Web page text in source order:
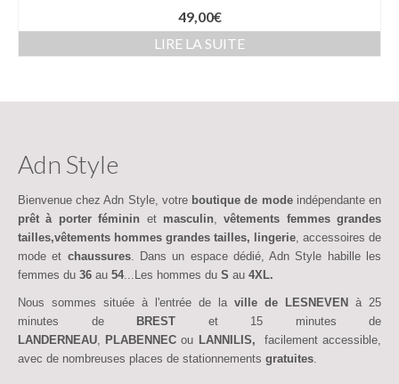
49,00€
LIRE LA SUITE
Adn Style
Bienvenue chez Adn Style, votre boutique de modeindépendante en
prêt à porter féminin et masculin,vêtements femmes grandes
tailles,vêtements hommes grandes tailles,
lingerie, accessoires de
mode et chaussures. Dans un espace dédié, Adn Style habille les
femmes du 36 au 54...Les hommes du S au 4XL.
Nous sommes située à l'entrée de laville de LESNEVEN
à 25
minutes de
BREST et 15 minutes de
LANDERNEAU, PLABENNECou LANNILIS, facilement accessible,
avec de nombreuses places de stationnements gratuites.